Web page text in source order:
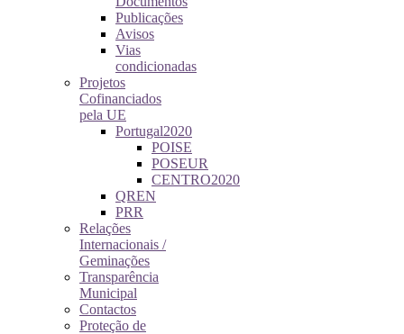
Publicações
Avisos
Vias
condicionadas
Projetos
Cofinanciados
pela UE
Portugal2020
POISE
POSEUR
CENTRO2020
QREN
PRR
Relações
Internacionais /
Geminações
Transparência
Municipal
Contactos
Proteção de